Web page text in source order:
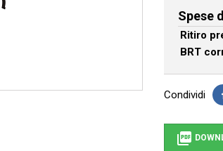
Spese
Ritiro
BRT
Condividi
